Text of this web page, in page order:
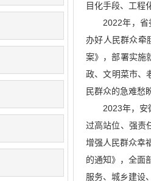
目化手段、工程
2022年，
办好人民群众牵
案》，部署实施
政、文明菜市、
民群众的急难愁
2023年，安
过高站位、强责
增强人民群众幸
的通知》，全面
服务、城乡建设